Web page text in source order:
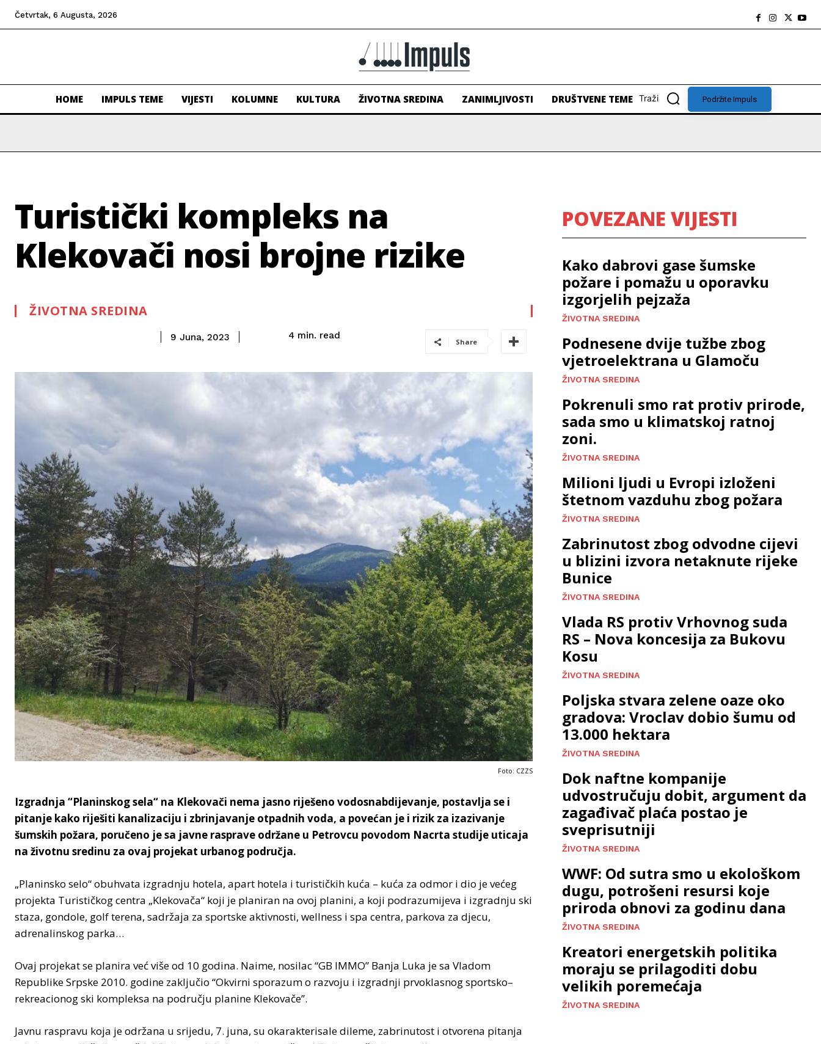
Četvrtak, 6 Augusta, 2026
HOME IMPULS TEME VIJESTI KOLUMNE KULTURA ŽIVOTNA SREDINA ZANIMLJIVOSTI DRUŠTVENE TEME Traži Podržite Impuls
Turistički kompleks na
Klekovači nosi brojne rizike
ŽIVOTNA SREDINA
9 Juna, 2023 4 min. read
Share
Foto: CZZS
Izgradnja “Planinskog sela“ na Klekovači nema jasno riješeno vodosnabdijevanje, postavlja se i
pitanje kako riješiti kanalizaciju i zbrinjavanje otpadnih voda, a povećan je i rizik za izazivanje
šumskih požara, poručeno je sa javne rasprave održane u Petrovcu povodom Nacrta studije uticaja
na životnu sredinu za ovaj projekat urbanog područja.
„Planinsko selo“ obuhvata izgradnju hotela, apart hotela i turističkih kuća – kuća za odmor i dio je većeg
projekta Turističkog centra „Klekovača“ koji je planiran na ovoj planini, a koji podrazumijeva i izgradnju ski
staza, gondole, golf terena, sadržaja za sportske aktivnosti, wellness i spa centra, parkova za djecu,
adrenalinskog parka…
Ovaj projekat se planira već više od 10 godina. Naime, nosilac “GB IMMO” Banja Luka je sa Vladom
Republike Srpske 2010. godine zaključio “Okvirni sporazum o razvoju i izgradnji prvoklasnog sportsko–
rekreacionog ski kompleksa na području planine Klekovače”.
Javnu raspravu koja je održana u srijedu, 7. juna, su okarakterisale dileme, zabrinutost i otvorena pitanja
POVEZANE VIJESTI
Kako dabrovi gase šumske
požare i pomažu u oporavku
izgorjelih pejzaža
ŽIVOTNA SREDINA
Podnesene dvije tužbe zbog
vjetroelektrana u Glamoču
ŽIVOTNA SREDINA
Pokrenuli smo rat protiv prirode,
sada smo u klimatskoj ratnoj
zoni.
ŽIVOTNA SREDINA
Milioni ljudi u Evropi izloženi
štetnom vazduhu zbog požara
ŽIVOTNA SREDINA
Zabrinutost zbog odvodne cijevi
u blizini izvora netaknute rijeke
Bunice
ŽIVOTNA SREDINA
Vlada RS protiv Vrhovnog suda
RS – Nova koncesija za Bukovu
Kosu
ŽIVOTNA SREDINA
Poljska stvara zelene oaze oko
gradova: Vroclav dobio šumu od
13.000 hektara
ŽIVOTNA SREDINA
Dok naftne kompanije
udvostručuju dobit, argument da
zagađivač plaća postao je
sveprisutniji
ŽIVOTNA SREDINA
WWF: Od sutra smo u ekološkom
dugu, potrošeni resursi koje
priroda obnovi za godinu dana
ŽIVOTNA SREDINA
Kreatori energetskih politika
moraju se prilagoditi dobu
velikih poremećaja
ŽIVOTNA SREDINA